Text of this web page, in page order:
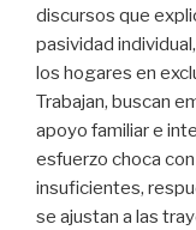
discursos que
pasividad
los hogares en
Trabajan, buscan
apoyo familiar e
esfuerzo choca con
insuficientes,
se ajustan a las